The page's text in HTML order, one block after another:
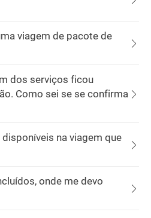
viagem de pacote de
dos serviços ficou
Como sei se se confirma
na viagem que
onde me devo